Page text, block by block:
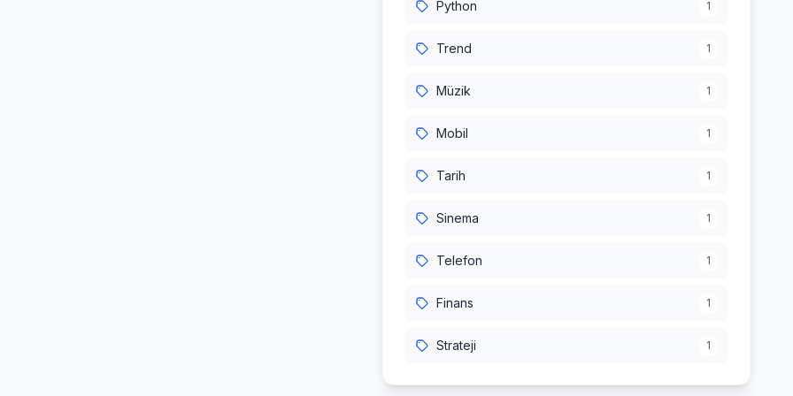
Python 1
Trend 1
Müzik 1
Mobil 1
Tarih 1
Sinema 1
Telefon 1
Finans 1
Strateji 1